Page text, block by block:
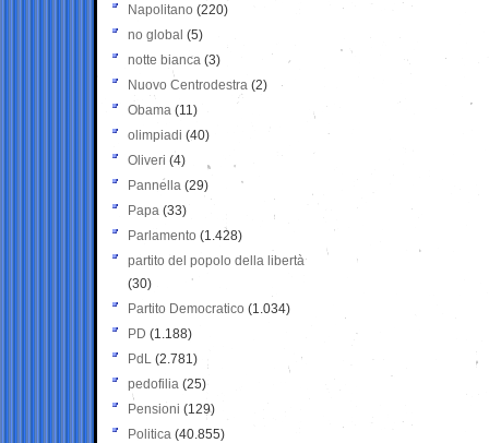
Napolitano (220)
no global (5)
notte bianca (3)
Nuovo Centrodestra (2)
Obama (11)
olimpiadi (40)
Oliveri (4)
Pannella (29)
Papa (33)
Parlamento (1.428)
partito del popolo della libertà
(30)
Partito Democratico (1.034)
PD (1.188)
PdL (2.781)
pedofilia (25)
Pensioni (129)
Politica (40.855)